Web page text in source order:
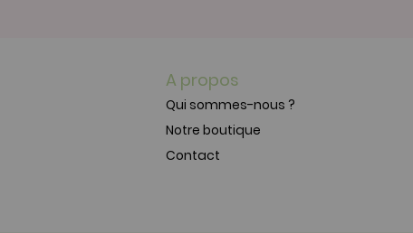
A propos
Qui sommes-nous ?
Notre boutique
Contact